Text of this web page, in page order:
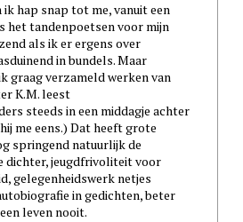
hap snap tot me, vanuit een
het tandenpoetsen voor mijn
als ik er ergens over
in bundels. Maar
graag verzameld werken van
K.M. leest
steeds in een middagje achter
me eens.) Dat heeft grote
springend natuurlijk de
dichter, jeugdfrivoliteit voor
gelegenheidswerk netjes
in gedichten, beter
leven nooit.